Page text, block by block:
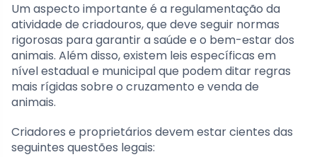
Um aspecto importante é a regulamentação da
atividade de criadouros, que deve seguir normas
rigorosas para garantir a saúde e o bem-estar dos
animais. Além disso, existem leis específicas em
nível estadual e municipal que podem ditar regras
mais rígidas sobre o cruzamento e venda de
animais.
Criadores e proprietários devem estar cientes das
seguintes questões legais: